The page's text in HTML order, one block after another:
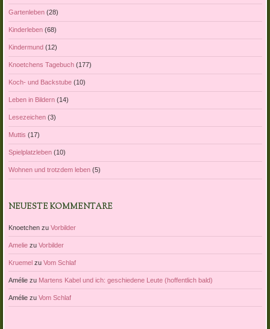
Gartenleben(28)
Kinderleben(68)
Kindermund(12)
Knoetchens Tagebuch(177)
Koch- und Backstube(10)
Leben in Bildern(14)
Lesezeichen(3)
Muttis (17)
Spielplatzleben(10)
Wohnen und trotzdem leben(5)
NEUESTE KOMMENTARE
Knoetchenzu Vorbilder
Ameliezu Vorbilder
Kruemelzu Vom Schlaf
Améliezu Martens Kabel und ich: geschiedene Leute (hoffentlich bald)
Améliezu Vom Schlaf